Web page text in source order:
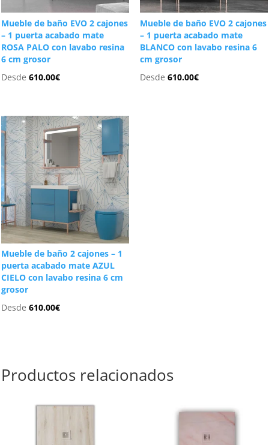
Mueble de baño EVO 2 cajones
– 1 puerta acabado mate
ROSA PALO con lavabo resina
6 cm grosor
Desde610.00€
Mueble de baño EVO 2 cajones
– 1 puerta acabado mate
BLANCO con lavabo resina 6
cm grosor
Desde 610.00€
Mueble de baño 2 cajones – 1
puerta acabado mate AZUL
CIELO con lavabo resina 6 cm
grosor
Desde610.00€
Productos relacionados